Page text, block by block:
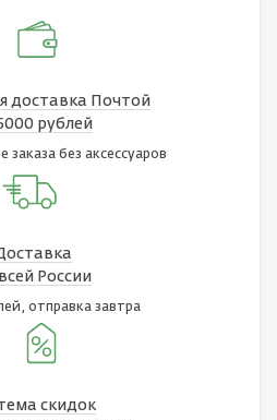
доставка Почтой
рублей
заказа без аксессуаров
России
отправка завтра
скидок